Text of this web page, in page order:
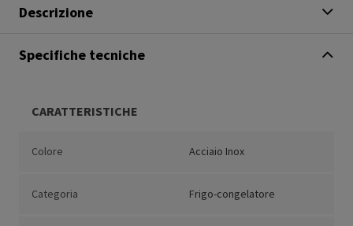
Descrizione
Specifiche tecniche
CARATTERISTICHE
Colore Acciaio Inox
Categoria Frigo-congelatore